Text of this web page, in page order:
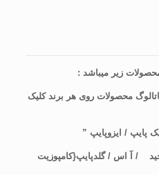
زیر میباشد :
محصولات روی هر برند کلیک
پایپ / ایزوپایپ ”
/ آ اس / گلدپایپ{کامپوزیت